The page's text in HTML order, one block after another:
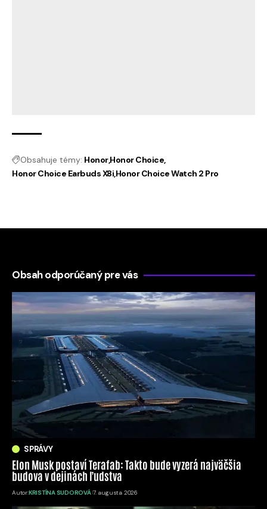
Obsahuje témy: HonorHonor Choice
Honor Choice Earbuds X8iHonor Choice Watch 2 Pro
Obsah odporúčaný pre vás
SPRÁVY
Elon Musk postaví Terafab: Takto bude vyzerá najväčšia
budova v dejinách ľudstva
Autor:KRISTÍNA SUDOROVÁ 7. augusta 2026